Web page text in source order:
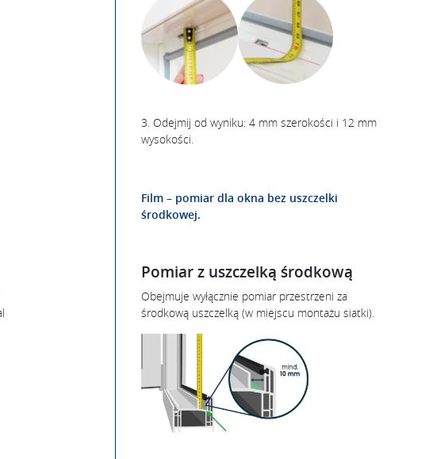
3. Odejmij od wyniku: 4 mm szerokości i 12 mm
wysokości.
Film – pomiar dla okna bez uszczelki
środkowej.
Pomiar z uszczelką środkową
Obejmuje wyłącznie pomiar przestrzeni za
środkową uszczelką (w miejscu montażu siatki).